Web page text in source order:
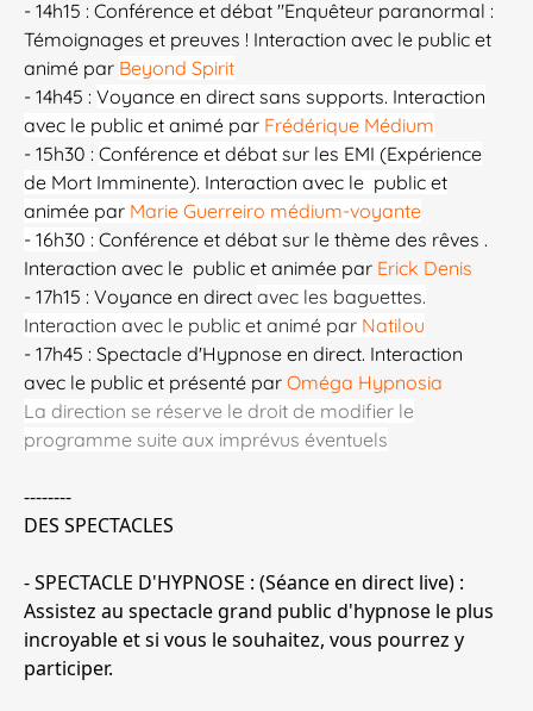
- 14h15 : Conférence et débat "Enquêteur paranormal :
Témoignages et preuves ! Interaction avec le public et
animé par Beyond Spirit
- 14h45 : Voyance en direct sans supports. Interaction
avec le public et animé par Frédérique Médium
- 15h30 : Conférence et débat sur les EMI (Expérience
de Mort Imminente). Interaction avec le public et
animée par Marie Guerreiro médium-voyante
- 16h30 : Conférence et débat sur le thème des rêves .
Interaction avec le public et animée par Erick Denis
- 17h15 : Voyance en direct avec les baguettes.
Interaction avec le public et animé par Natilou
- 17h45 : Spectacle d'Hypnose en direct. Interaction
avec le public et présenté par Oméga Hypnosia
La direction se réserve le droit de modifier le
programme suite aux imprévus éventuels
--------
DES SPECTACLES
- ​SPECTACLE D'HYPNOSE : (Séance en direct live) :
Assistez au spectacle grand public d'hypnose le plus
incroyable et si vous le souhaitez, vous pourrez y
participer.